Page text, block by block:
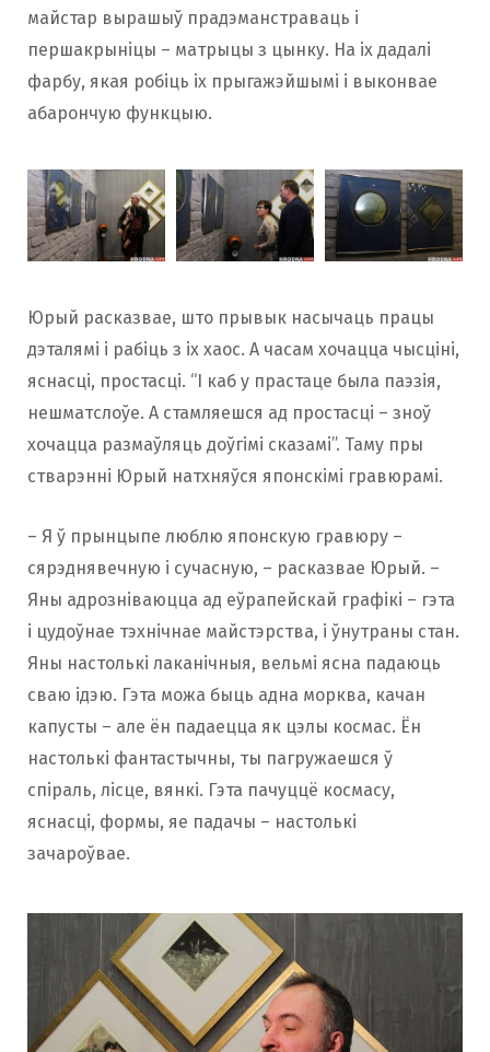
майстар вырашыў прадэманстраваць і
першакрыніцы – матрыцы з цынку. На іх дадалі
фарбу, якая робіць іх прыгажэйшымі і выконвае
абарончую функцыю.
Юрый расказвае, што прывык насычаць працы
дэталямі і рабіць з іх хаос. А часам хочацца чысціні,
яснасці, простасці. “І каб у прастаце была паэзія,
нешматслоўе. А стамляешся ад простасці – зноў
хочацца размаўляць доўгімі сказамі”. Таму пры
стварэнні Юрый натхняўся японскімі гравюрамі.
– Я ў прынцыпе люблю японскую гравюру –
сярэднявечную і сучасную, – расказвае Юрый. –
Яны адрозніваюцца ад еўрапейскай графікі – гэта
і цудоўнае тэхнічнае майстэрства, і ўнутраны стан.
Яны настолькі лаканічныя, вельмі ясна падаюць
сваю ідэю. Гэта можа быць адна морква, качан
капусты – але ён падаецца як цэлы космас. Ён
настолькі фантастычны, ты пагружаешся ў
спіраль, лісце, вянкі. Гэта пачуццё космасу,
яснасці, формы, яе падачы – настолькі
зачароўвае.